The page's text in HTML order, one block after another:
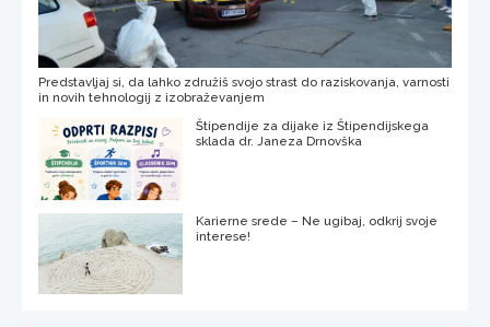
Predstavljaj si, da lahko združiš svojo strast do raziskovanja, varnosti
in novih tehnologij z izobraževanjem
Štipendije za dijake iz Štipendijskega
sklada dr. Janeza Drnovška
Karierne srede – Ne ugibaj, odkrij svoje
interese!